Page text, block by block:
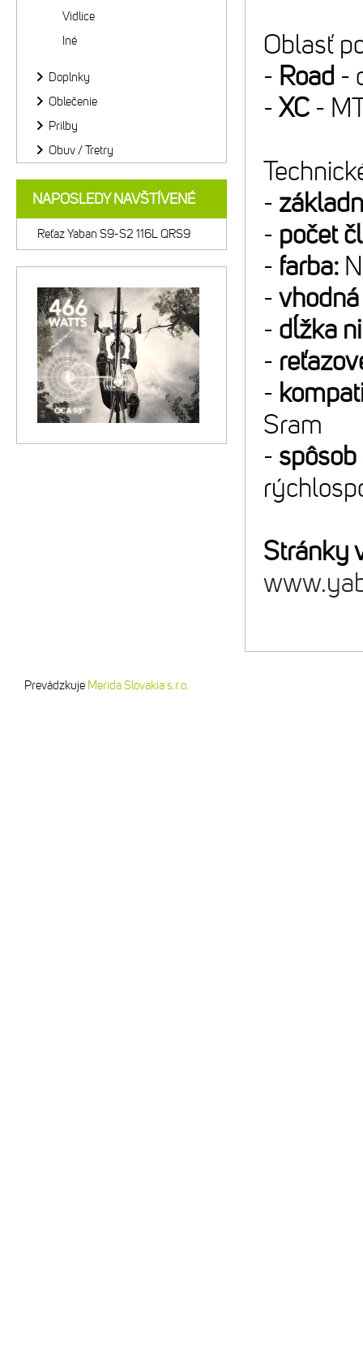
Oblasť
- Road -
- XC -
-
- počet
- farba:
-
- dĺžka
-
-
Sram
- spôsob
Stránky
Vidlice
Iné
Doplnky
Oblečenie
Prilby
Obuv / Tretry
NAPOSLEDY NAVŠTÍVENÉ
Reťaz Yaban S9-S2 116L QRS9
Prevádzkuje Merida Slovakia s.r.o.